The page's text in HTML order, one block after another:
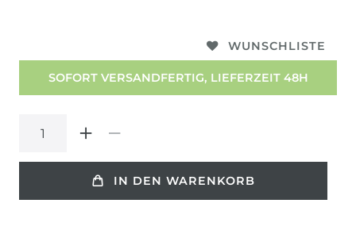
WUNSCHLISTE
SOFORT VERSANDFERTIG, LIEFERZEIT 48H
IN DEN WARENKORB